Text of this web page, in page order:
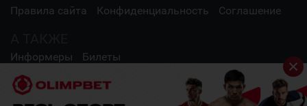
Правила сайта Конфиденциальность Соглашение
Информеры Билеты
СОЦИАЛЬНЫЕ СЕТИ